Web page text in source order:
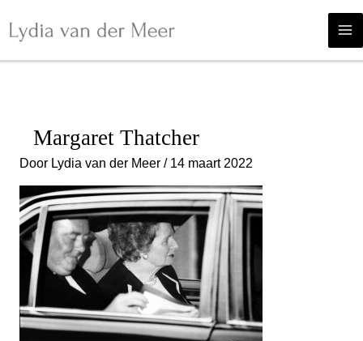
naar
Margaret Thatcher
Door Lydia van der Meer / 14 maart 2022